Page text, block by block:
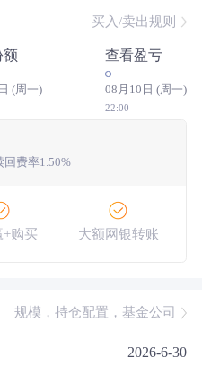
--/--
0.00% --/--
买入/卖出规则
额
(周一)
查看盈亏
08月10日 (周一)
22:00
回费率1.50%
+购买 大额网银转账
规模，持仓配置，基金公司
2026-6-30